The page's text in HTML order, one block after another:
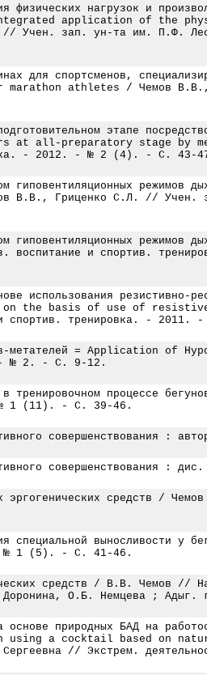
нагрузок и
integrated application of the
Учен. зап. ун-та им. П.Ф.
для спортсменов,
athletes / Чемов
этапе
at all-preparatory stage by
- 2012. - № 2 (4). - С. 43-
гиповентиляционных
В.В., Гриценко С.Л. // Учен.
гиповентиляционных
и спортив.
использования резистивно-
on the basis of use of
спортив. тренировка. -
метателей = Application of
- № 2. - С. 9-12.
в тренировочном процессе
№ 1 (11). - С. 39-46.
совершенствования :
совершенствования :
эргогенических средств /
специальной выносливости у
- № 1 (5). - С. 41-46.
средств / В.В. Чемов
О.Б. Немцева ; Адыг.
природных БАД на
using a cocktail based on
// Экстрем.